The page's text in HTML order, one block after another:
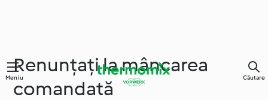
Meniu Căutare
Renunțați la mâncarea
comandată